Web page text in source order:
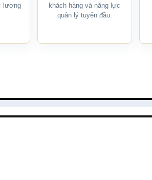
lượng
khách hàng và năng lực
quản lý tuyến đầu.